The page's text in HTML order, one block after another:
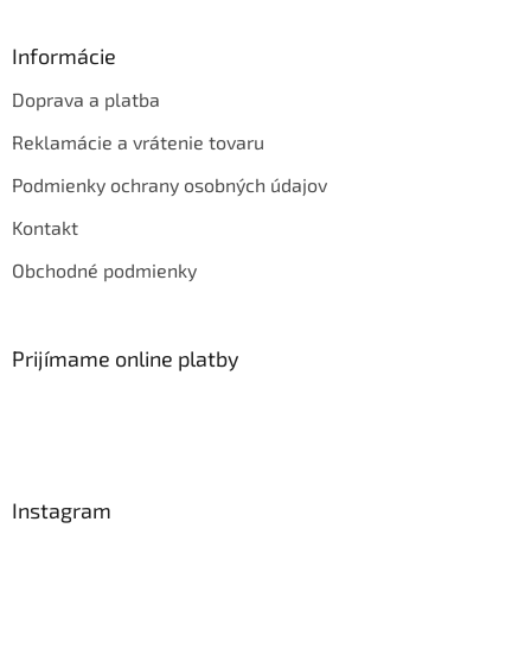
Informácie
Doprava a platba
Reklamácie a vrátenie tovaru
Podmienky ochrany osobných údajov
Kontakt
Obchodné podmienky
Prijímame online platby
Instagram